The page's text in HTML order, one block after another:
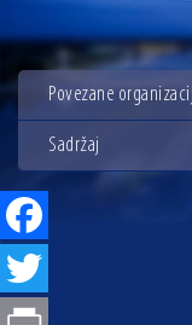
13.07.2026 | Ljetnim
07.07.2026 | Održana
obnovu glavnog
06.07.2026 | Brevis
djelovanja
04.07.2026 | Zbog
Povezane
Sadržaj